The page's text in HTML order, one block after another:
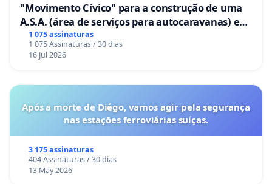
"Movimento Cívico" para a construção de uma
A.S.A. (área de serviços para autocaravanas) em
Coimbra
1 075 assinaturas
1 075 Assinaturas / 30 dias
16 Jul 2026
Após a morte de Diégo, vamos agir pela segurança
nas estações ferroviárias suíças.
3 175 assinaturas
404 Assinaturas / 30 dias
13 May 2026